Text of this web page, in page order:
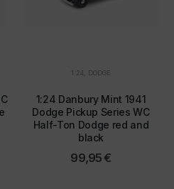
1:24 DODGE
1:24 Danbury Mint 1941
Dodge Pickup Series WC
Half-Ton Dodge red and
black
99,95 €